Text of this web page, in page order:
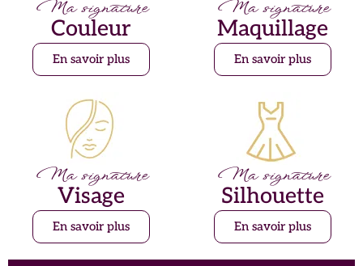
Ma signature
Couleur
En savoir plus
Ma signature
Maquillage
En savoir plus
Ma signature
Visage
En savoir plus
Ma signature
Silhouette
En savoir plus